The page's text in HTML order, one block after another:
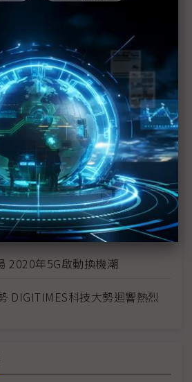
商轉型勢在必然
AWS協助企業快速建構智慧化系
焦點議題觀察2020市場走向
生態圈逐漸完善
降低AI技術門檻 AutoML、
勢成形
導體技術重要性再次提升
2020年5G啟動換機潮
DIGITIMES科技大勢迴響熱烈